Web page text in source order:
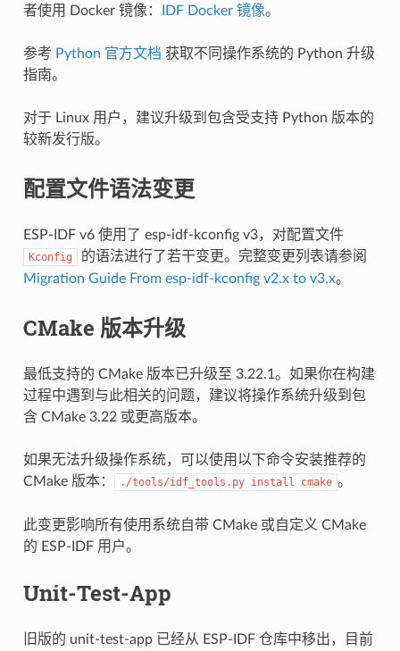
者使用 Docker 镜像：
IDF Docker 镜像。
参考 Python 官方文档 获取不同操作系统的 Python 升级
指南。
对于 Linux 用户，建议升级到包含受支持 Python 版本的
较新发行版。
配置文件语法变更
ESP-IDF v6 使用了 esp-idf-kconfig v3，对配置文件
Kconfig
的语法进行了若干变更。完整变更列表请参阅
Migration Guide From esp-idf-kconfig v2.x to v3.x。
CMake 版本升级
最低支持的 CMake 版本已升级至 3.22.1。如果你在构建
过程中遇到与此相关的问题，建议将操作系统升级到包
含 CMake 3.22 或更高版本。
如果无法升级操作系统，可以使用以下命令安装推荐的
CMake 版本：
./tools/idf_tools.py install cmake 。
此变更影响所有使用系统自带 CMake 或自定义 CMake
的 ESP-IDF 用户。
Unit-Test-App
旧版的 unit-test-app 已经从 ESP-IDF 仓库中移出，目前